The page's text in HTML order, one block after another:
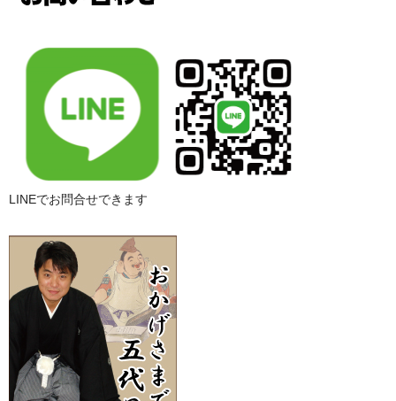
LINEでお問合せできます